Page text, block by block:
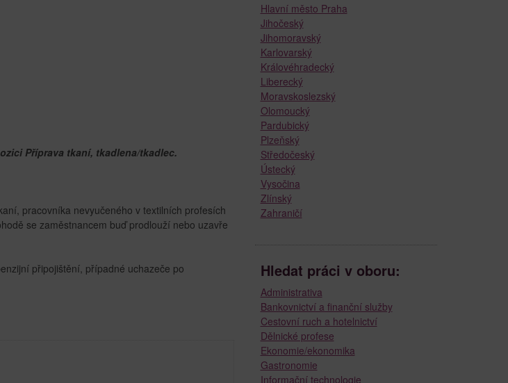
Příprava tkaní, tkadlena/tkadlec.
pracovníka nevyučeného v textilních profesích
se zaměstnancem buď prodlouží nebo uzavře
připojištění, případné uchazeče po
Hlavní město Praha
Jihočeský
Jihomoravský
Karlovarský
Královéhradecký
Liberecký
Moravskoslezský
Olomoucký
Pardubický
Plzeňský
Středočeský
Ústecký
Vysočina
Zlínský
Zahraničí
Hledat práci v oboru:
Administrativa
Bankovnictví a finanční služby
Cestovní ruch a hotelnictví
Dělnické profese
Ekonomie/ekonomika
Gastronomie
Informační technologie